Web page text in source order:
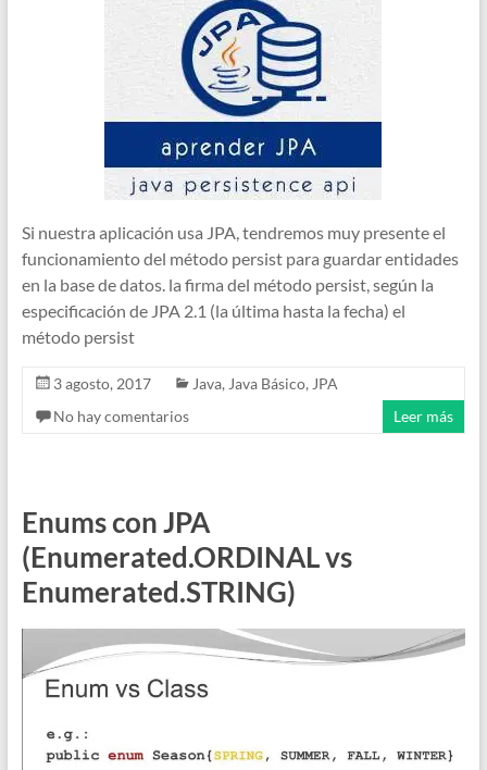
Si nuestra aplicación usa JPA, tendremos muy presente el
funcionamiento del método persist para guardar entidades
en la base de datos. la firma del método persist, según la
especificación de JPA 2.1 (la última hasta la fecha) el
método persist
3 agosto, 2017 Java, Java Básico, JPA
No hay comentarios
Leer más
Enums con JPA
(Enumerated.ORDINAL vs
Enumerated.STRING)